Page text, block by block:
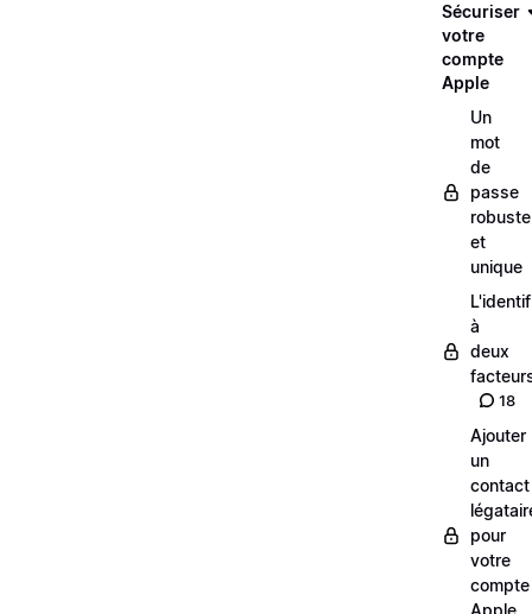
Sécuriser
votre
compte
Apple
Un
mot
de
passe
robuste
et
unique
à
deux
18
Ajouter
un
contact
pour
votre
compte
Apple